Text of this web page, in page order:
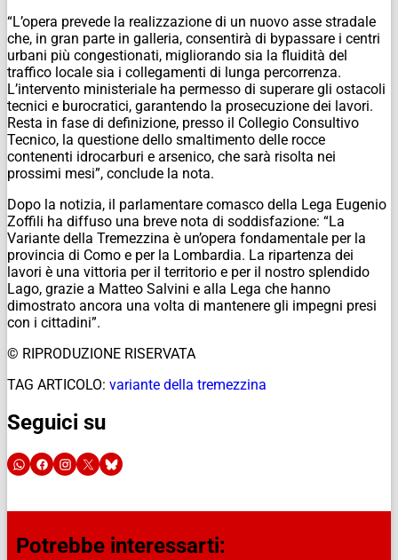
“L’opera prevede la realizzazione di un nuovo asse stradale
che, in gran parte in galleria, consentirà di bypassare i centri
urbani più congestionati, migliorando sia la fluidità del
traffico locale sia i collegamenti di lunga percorrenza.
L’intervento ministeriale ha permesso di superare gli ostacoli
tecnici e burocratici, garantendo la prosecuzione dei lavori.
Resta in fase di definizione, presso il Collegio Consultivo
Tecnico, la questione dello smaltimento delle rocce
contenenti idrocarburi e arsenico, che sarà risolta nei
prossimi mesi”, conclude la nota.
Dopo la notizia, il parlamentare comasco della Lega Eugenio
Zoffili ha diffuso una breve nota di soddisfazione: “La
Variante della Tremezzina è un’opera fondamentale per la
provincia di Como e per la Lombardia. La ripartenza dei
lavori è una vittoria per il territorio e per il nostro splendido
Lago, grazie a Matteo Salvini e alla Lega che hanno
dimostrato ancora una volta di mantenere gli impegni presi
con i cittadini”.
© RIPRODUZIONE RISERVATA
TAG ARTICOLO: variante della tremezzina
Seguici su
Potrebbe interessarti: